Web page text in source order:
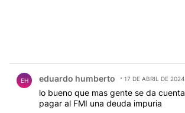
EH eduardo humberto 17 DE ABRIL DE 2024
lo bueno que mas gente se da
pagar al FMI una deuda impuria